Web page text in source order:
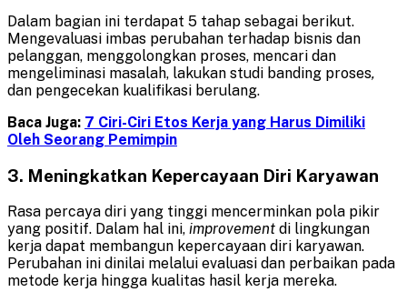
Dalam bagian ini terdapat 5 tahap sebagai berikut.
Mengevaluasi imbas perubahan terhadap bisnis dan
pelanggan, menggolongkan proses, mencari dan
mengeliminasi masalah, lakukan studi banding proses,
dan pengecekan kualifikasi berulang.
Baca Juga: 7 Ciri-Ciri Etos Kerja yang Harus Dimiliki
Oleh Seorang Pemimpin
3. Meningkatkan Kepercayaan Diri Karyawan
Rasa percaya diri yang tinggi mencerminkan pola pikir
yang positif. Dalam hal ini, improvement di lingkungan
kerja dapat membangun kepercayaan diri karyawan.
Perubahan ini dinilai melalui evaluasi dan perbaikan pada
metode kerja hingga kualitas hasil kerja mereka.